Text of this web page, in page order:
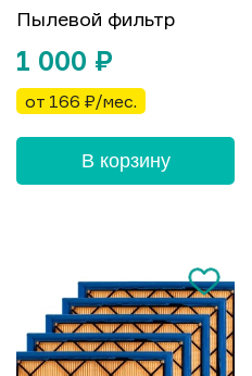
Пылевой фильтр
1 000 ₽
от 166 ₽/мес.
В корзину